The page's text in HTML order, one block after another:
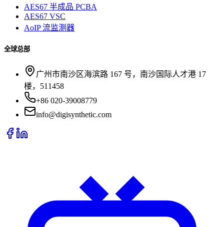
AES67 半成品 PCBA
AES67 VSC
AoIP 流监测器
全球总部
广州市南沙区海滨路 167 号，南沙国际人才港 17
楼，511458
+86 020-39008779
info@digisynthetic.com